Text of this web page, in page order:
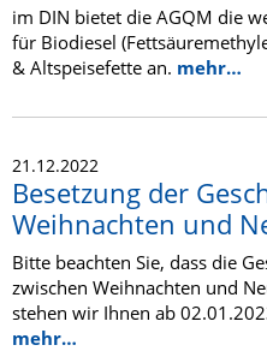
im DIN bietet die AGQM die
für Biodiesel
& Altspeisefette an. mehr…
21.12.2022
Besetzung der
Weihnachten und
Bitte beachten Sie, dass die
zwischen Weihnachten und
stehen wir Ihnen ab
mehr…